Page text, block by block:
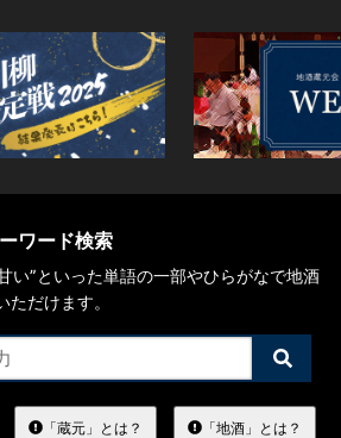
ワード検索
い”といった単語の一部やひらがなで地酒
ただけます。
検
索
る
「蔵元」とは？ 「地酒」とは？